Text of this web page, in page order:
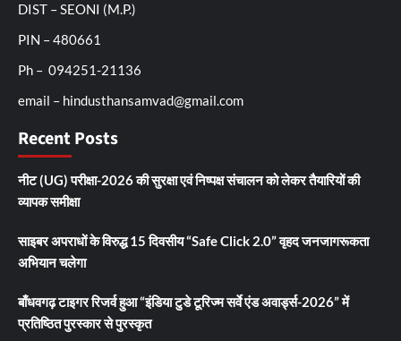
DIST – SEONI (M.P.)
PIN – 480661
Ph – 094251-21136
email – hindusthansamvad@gmail.com
Recent Posts
नीट (UG) परीक्षा-2026 की सुरक्षा एवं निष्पक्ष संचालन को लेकर तैयारियों की
व्यापक समीक्षा
साइबर अपराधों के विरुद्ध 15 दिवसीय “Safe Click 2.0” वृहद जनजागरूकता
अभियान चलेगा
बाँधवगढ़ टाइगर रिजर्व हुआ “इंडिया टुडे टूरिज्म सर्वे एंड अवार्ड्स-2026” में
प्रतिष्ठित पुरस्कार से पुरस्कृत